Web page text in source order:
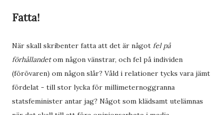
Fatta!
När skall skribenter fatta att det är något fel på
förhållandetom någon vänstrar, och fel på individen
(förövaren) om någon slår? Våld i relationer tycks vara jämt
fördelat - till stor lycka för millimeternoggranna
statsfeminister antar jag? Något som klädsamt utelämnas